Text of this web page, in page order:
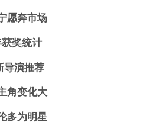
愿奔市场
奖统计
导演推荐
角变化大
多为明星